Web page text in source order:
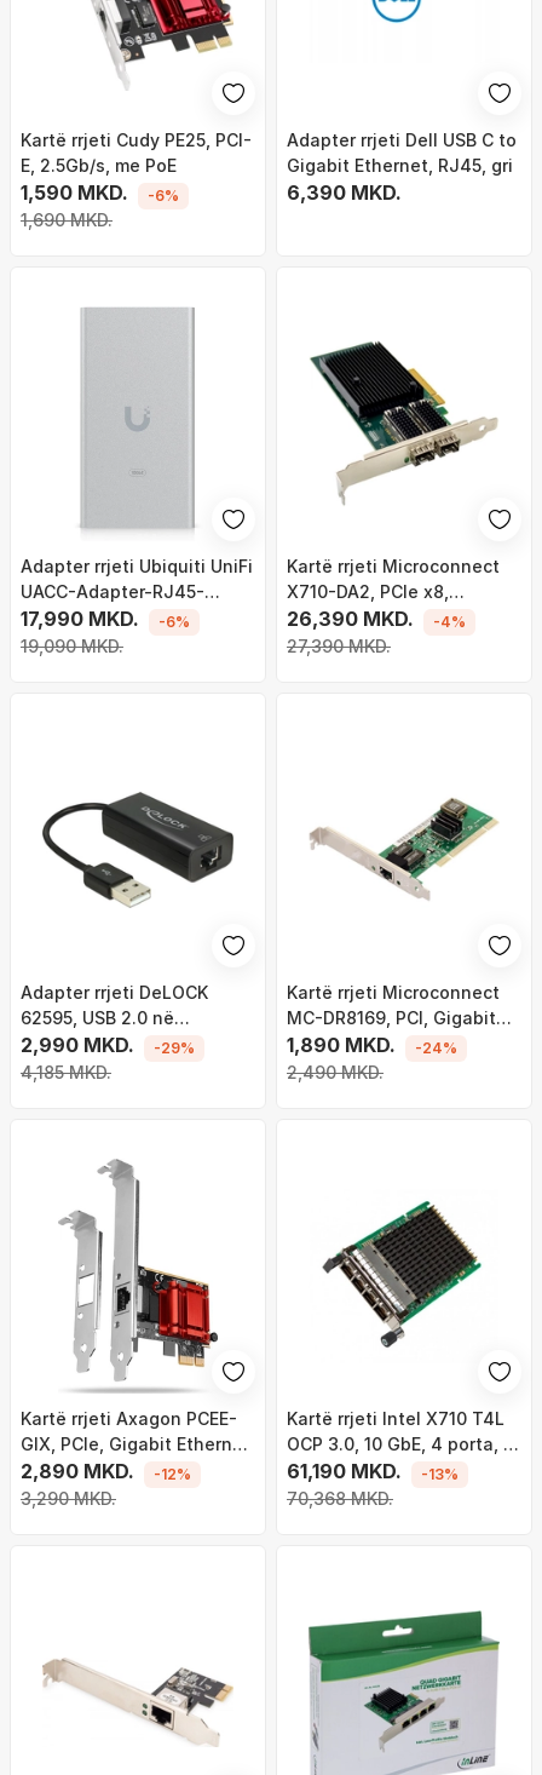
Kartë rrjeti Cudy PE25, PCI-
E, 2.5Gb/s, me PoE
1,590 MKD.
1,690 MKD.
-6%
Adapter rrjeti Dell USB C to
Gigabit Ethernet, RJ45, gri
6,390 MKD.
Adapter rrjeti Ubiquiti UniFi
UACC-Adapter-RJ45-
USBC-10GE, 10Gbps, USB C
në RJ45, gri e zezë
17,990 MKD.
19,090 MKD.
-6%
Kartë rrjeti Microconnect
X710-DA2, PCIe x8,
profesionale
26,390 MKD.
27,390 MKD.
-4%
Adapter rrjeti DeLOCK
62595, USB 2.0 në
Ethernet, 100 Mbit/s, i
bardhë
2,990 MKD.
4,185 MKD.
-29%
Kartë rrjeti Microconnect
MC-DR8169, PCI, Gigabit
Ethernet 1000 Mbit/s
1,890 MKD.
2,490 MKD.
-24%
Kartë rrjeti Axagon PCEE-
GIX, PCIe, Gigabit Ethernet,
e zezë
2,890 MKD.
3,290 MKD.
-12%
Kartë rrjeti Intel X710 T4L
OCP 3.0, 10 GbE, 4 porta, e
brendshme
61,190 MKD.
70,368 MKD.
-13%